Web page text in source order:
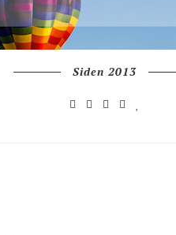
Siden 2013